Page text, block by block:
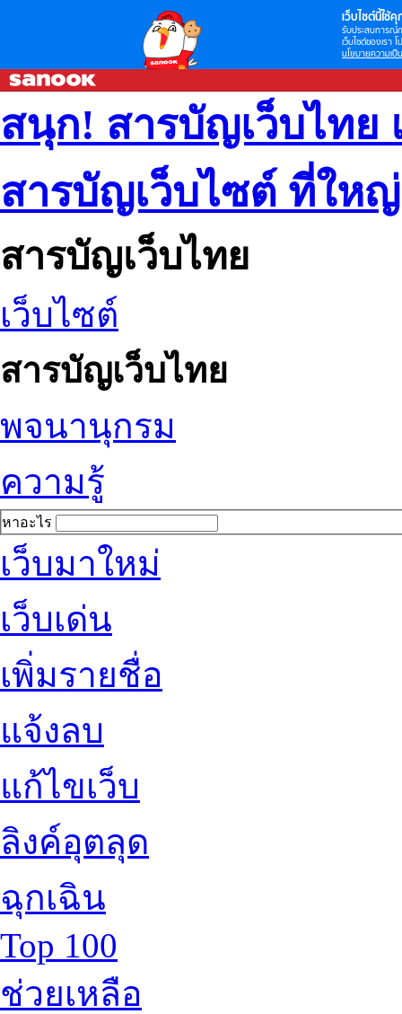
เว็บไซต์นี้ใช้คุ
รับประสบการณ์
เว็บไซต์ของเรา
นโยบายความเป็
สนุก! สารบัญเว็บไทย
สารบัญเว็บไซต์ ที่ให
สารบัญเว็บไทย
เว็บไซต์
สารบัญเว็บไทย
พจนานุกรม
ความรู้
หาอะไร
เว็บมาใหม่
เว็บเด่น
เพิ่มรายชื่อ
แจ้งลบ
แก้ไขเว็บ
ลิงค์อุตลุด
ฉุกเฉิน
Top 100
ช่วยเหลือ